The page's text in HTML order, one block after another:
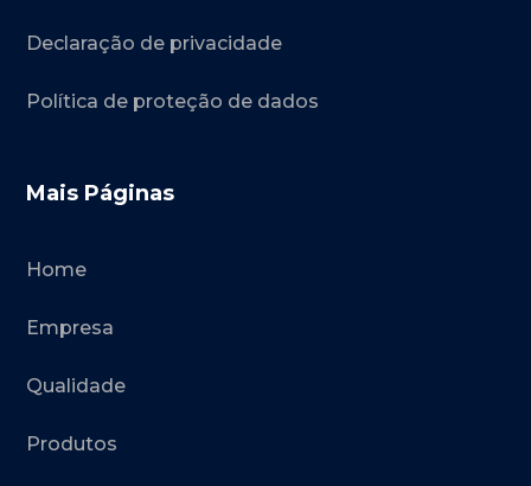
Declaração de privacidade
Política de proteção de dados
Mais Páginas
Home
Empresa
Qualidade
Produtos